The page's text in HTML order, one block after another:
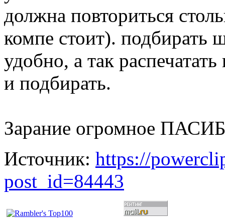
должна повториться
компе стоит). подбирать
удобно, а так
и подбирать.
Зарание огромное
Источник: https://
post_id=84443